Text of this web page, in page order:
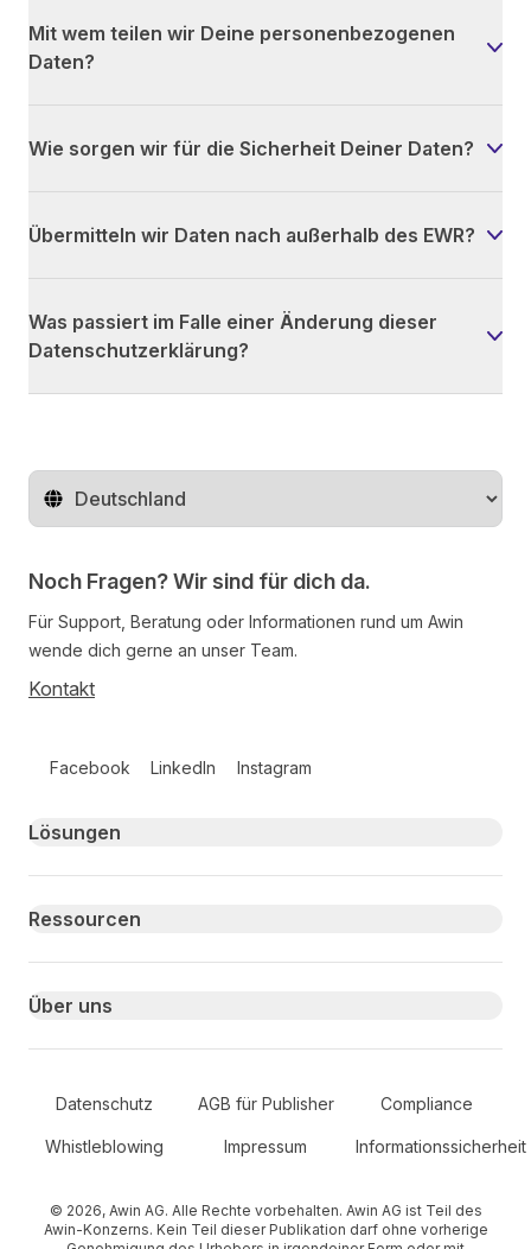
Mit wem teilen wir Deine personenbezogenen
Daten?
Wie sorgen wir für die Sicherheit Deiner Daten?
Übermitteln wir Daten nach außerhalb des EWR?
Was passiert im Falle einer Änderung dieser
Datenschutzerklärung?
Region ändern
Noch Fragen? Wir sind für dich da.
Für Support, Beratung oder Informationen rund um Awin
wende dich gerne an unser Team.
Kontakt
Facebook LinkedIn Instagram
Primary footer navigation
Lösungen
Ressourcen
Über uns
Secondary Footer Navigation
Datenschutz AGB für Publisher Compliance
Whistleblowing Impressum Informationssicherheit
© 2026, Awin AG. Alle Rechte vorbehalten. Awin AG ist Teil des
Awin-Konzerns. Kein Teil dieser Publikation darf ohne vorherige